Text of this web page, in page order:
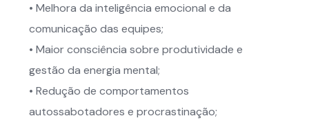
• Melhora da inteligência emocional e da
comunicação das equipes;
• Maior consciência sobre produtividade e
gestão da energia mental;
• Redução de comportamentos
autossabotadores e procrastinação;